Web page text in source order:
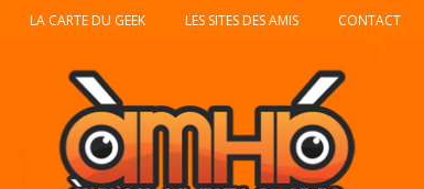
LA CARTE DU GEEK LES SITES DES AMIS CONTACT